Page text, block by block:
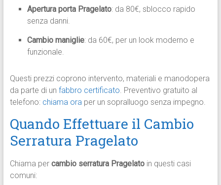
Apertura porta Pragelato: da 80€, sblocco rapido
senza danni.​
Cambio maniglie: da 60€, per un look moderno e
funzionale.​
Questi prezzi coprono intervento, materiali e manodopera
da parte di un fabbro certificato. Preventivo gratuito al
telefono: chiama oraper un sopralluogo senza impegno.​
Quando Effettuare il Cambio
Serratura Pragelato
Chiama per cambio serratura Pragelatoin questi casi
comuni: